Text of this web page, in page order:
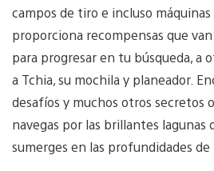
campos de tiro e incluso máquinas
proporciona recompensas que
para progresar en tu búsqueda, a
a Tchia, su mochila y planeador.
desafíos y muchos otros secretos
navegas por las brillantes lagunas
sumerges en las profundidades